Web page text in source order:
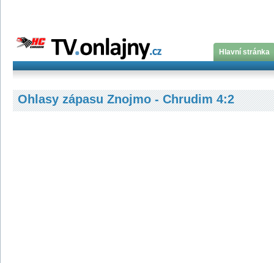
Hlavní stránka
Ohlasy zápasu Znojmo - Chrudim 4:2